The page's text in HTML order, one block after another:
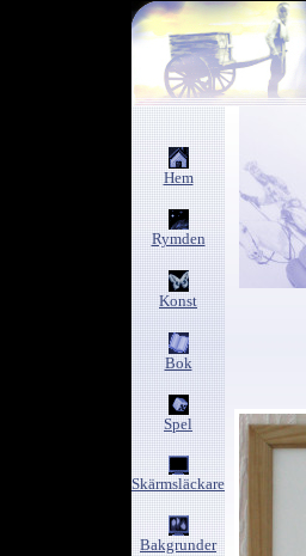
Hem
Rymden
Konst
Bok
Spel
Skärmsläckare
Bakgrunder